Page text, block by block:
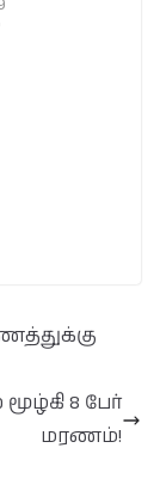
8 பேர்
மரணம்!